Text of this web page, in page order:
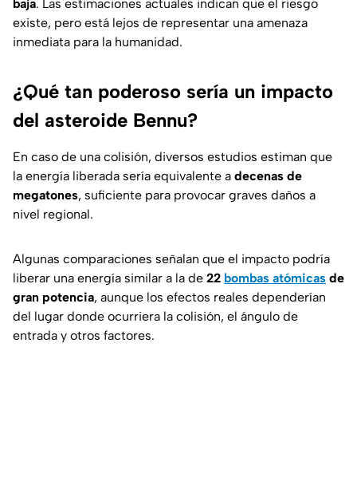
baja. Las estimaciones actuales indican que el riesgo
existe, pero está lejos de representar una amenaza
inmediata para la humanidad.
¿Qué tan poderoso sería un impacto
del asteroide Bennu?
En caso de una colisión, diversos estudios estiman que
la energía liberada sería equivalente a decenas de
megatones, suficiente para provocar graves daños a
nivel regional.
Algunas comparaciones señalan que el impacto podría
liberar una energía similar a la de 22 bombas atómicas de
gran potencia, aunque los efectos reales dependerían
del lugar donde ocurriera la colisión, el ángulo de
entrada y otros factores.